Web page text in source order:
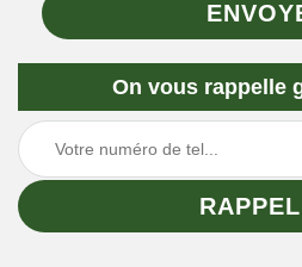
On vous rappelle